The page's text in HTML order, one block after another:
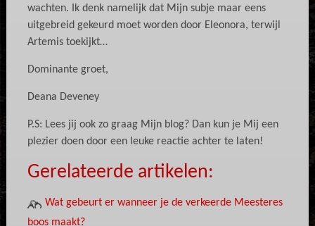
wachten. Ik denk namelijk dat Mijn subje maar eens
uitgebreid gekeurd moet worden door Eleonora, terwijl
Artemis toekijkt…
Dominante groet,
Deana Deveney
P.S: Lees jij ook zo graag Mijn blog? Dan kun je Mij een
plezier doen door een leuke reactie achter te laten!
Gerelateerde artikelen:
Wat gebeurt er wanneer je de verkeerde Meesteres
boos maakt?